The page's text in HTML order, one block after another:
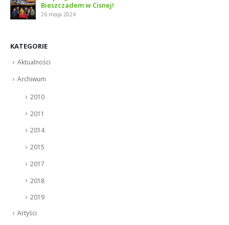
Bieszczadem w Cisnej!
26 maja 2024
KATEGORIE
Aktualności
Archiwum
2010
2011
2014
2015
2017
2018
2019
Artyści